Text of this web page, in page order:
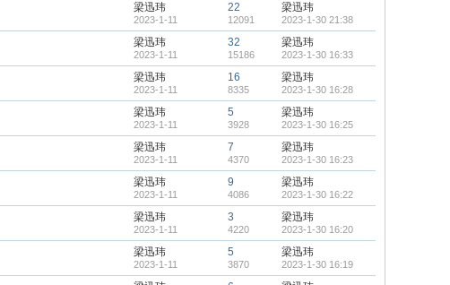
梁迅玮
2023-1-11
22
12091
梁迅玮
2023-1-30 21:38
梁迅玮
2023-1-11
32
15186
梁迅玮
2023-1-30 16:33
梁迅玮
2023-1-11
16
8335
梁迅玮
2023-1-30 16:28
梁迅玮
2023-1-11
5
3928
梁迅玮
2023-1-30 16:25
梁迅玮
2023-1-11
7
4370
梁迅玮
2023-1-30 16:23
梁迅玮
2023-1-11
9
4086
梁迅玮
2023-1-30 16:22
梁迅玮
2023-1-11
3
4220
梁迅玮
2023-1-30 16:20
梁迅玮
2023-1-11
5
3870
梁迅玮
2023-1-30 16:19